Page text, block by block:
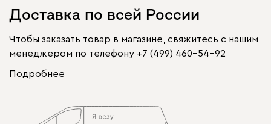
Доставка по всей России
Чтобы заказать товар в магазине, свяжитесь с нашим
менеджером по телефону +7 (499) 460-54-92
Подробнее